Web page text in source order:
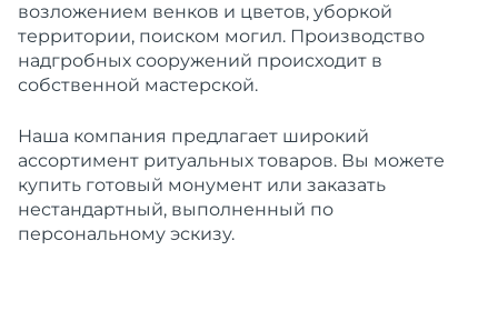
возложением венков и цветов, уборкой
территории, поиском могил. Производство
надгробных сооружений происходит в
собственной мастерской.
Наша компания предлагает широкий
ассортимент ритуальных товаров. Вы можете
купить готовый монумент или заказать
нестандартный, выполненный по
персональному эскизу.